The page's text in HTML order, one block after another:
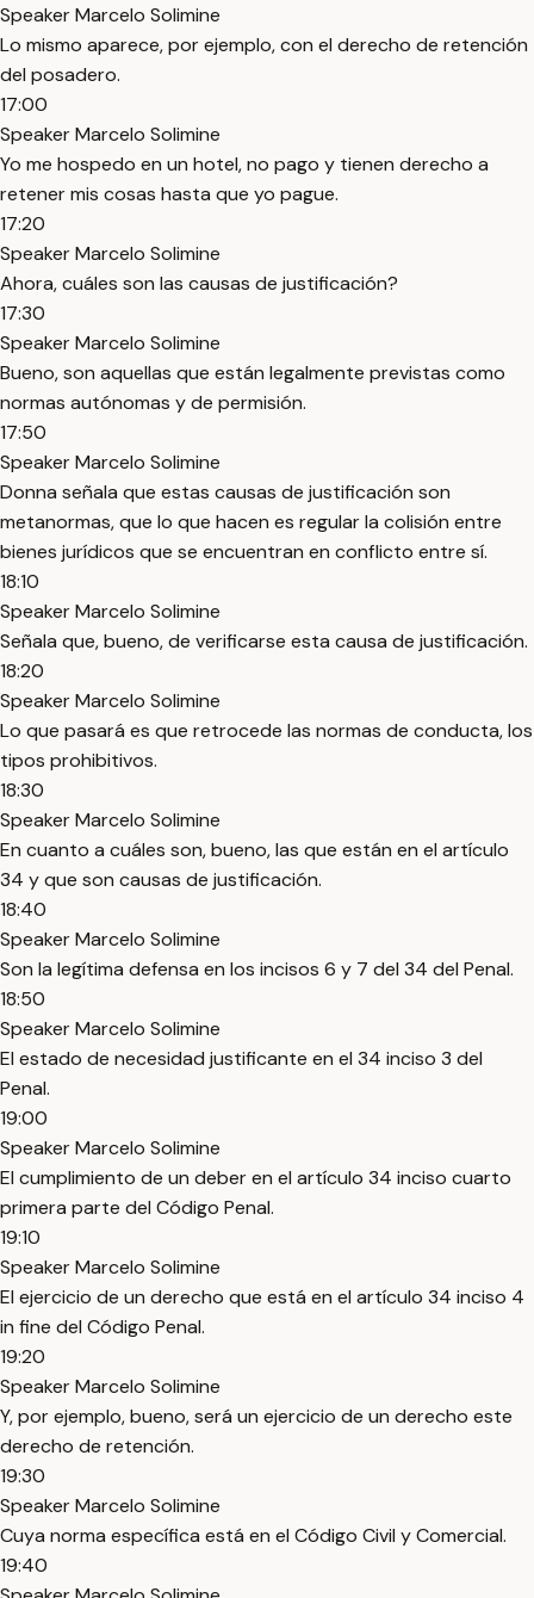
Speaker Marcelo Solimine
Lo mismo aparece, por ejemplo, con el derecho de retención
del posadero.
17:00
Speaker Marcelo Solimine
Yo me hospedo en un hotel, no pago y tienen derecho a
retener mis cosas hasta que yo pague.
17:20
Speaker Marcelo Solimine
Ahora, cuáles son las causas de justificación?
17:30
Speaker Marcelo Solimine
Bueno, son aquellas que están legalmente previstas como
normas autónomas y de permisión.
17:50
Speaker Marcelo Solimine
Donna señala que estas causas de justificación son
metanormas, que lo que hacen es regular la colisión entre
bienes jurídicos que se encuentran en conflicto entre sí.
18:10
Speaker Marcelo Solimine
Señala que, bueno, de verificarse esta causa de justificación.
18:20
Speaker Marcelo Solimine
Lo que pasará es que retrocede las normas de conducta, los
tipos prohibitivos.
18:30
Speaker Marcelo Solimine
En cuanto a cuáles son, bueno, las que están en el artículo
34 y que son causas de justificación.
18:40
Speaker Marcelo Solimine
Son la legítima defensa en los incisos 6 y 7 del 34 del Penal.
18:50
Speaker Marcelo Solimine
El estado de necesidad justificante en el 34 inciso 3 del
Penal.
19:00
Speaker Marcelo Solimine
El cumplimiento de un deber en el artículo 34 inciso cuarto
primera parte del Código Penal.
19:10
Speaker Marcelo Solimine
El ejercicio de un derecho que está en el artículo 34 inciso 4
in fine del Código Penal.
19:20
Speaker Marcelo Solimine
Y, por ejemplo, bueno, será un ejercicio de un derecho este
derecho de retención.
19:30
Speaker Marcelo Solimine
Cuya norma específica está en el Código Civil y Comercial.
19:40